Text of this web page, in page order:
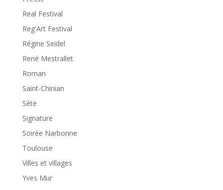
Real Festival
Reg'Art Festival
Régine Seidel
René Mestrallet
Roman
Saint-Chinian
Sète
Signature
Soirée Narbonne
Toulouse
Villes et villages
Yves Mur